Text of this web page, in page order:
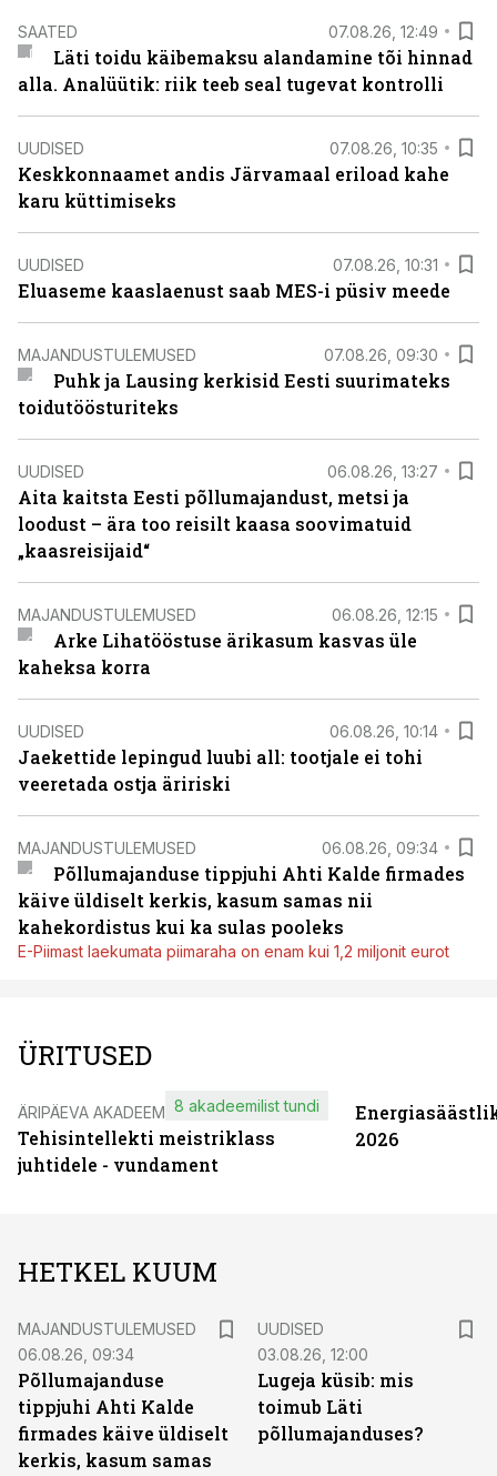
SAATED 07.08.26, 12:49
Läti toidu käibemaksu alandamine tõi hinnad
alla. Analüütik: riik teeb seal tugevat kontrolli
UUDISED 07.08.26, 10:35
Keskkonnaamet andis Järvamaal eriload kahe
karu küttimiseks
UUDISED 07.08.26, 10:31
Eluaseme kaaslaenust saab MES-i püsiv meede
MAJANDUSTULEMUSED 07.08.26, 09:30
Puhk ja Lausing kerkisid Eesti suurimateks
toidutöösturiteks
UUDISED 06.08.26, 13:27
Aita kaitsta Eesti põllumajandust, metsi ja
loodust – ära too reisilt kaasa soovimatuid
„kaasreisijaid“
MAJANDUSTULEMUSED 06.08.26, 12:15
Arke Lihatööstuse ärikasum kasvas üle
kaheksa korra
UUDISED 06.08.26, 10:14
Jaekettide lepingud luubi all: tootjale ei tohi
veeretada ostja äririski
MAJANDUSTULEMUSED 06.08.26, 09:34
Põllumajanduse tippjuhi Ahti Kalde firmades
käive üldiselt kerkis, kasum samas nii
kahekordistus kui ka sulas pooleks
E-Piimast laekumata piimaraha on enam kui 1,2 miljonit eurot
ÜRITUSED
ÄRIPÄEVA AKADEEMIA
Tehisintellekti meistriklass
juhtidele - vundament
8 akadeemilist tundi
2026
HETKEL KUUM
MAJANDUSTULEMUSED
06.08.26, 09:34
Põllumajanduse
tippjuhi Ahti Kalde
firmades käive üldiselt
kerkis, kasum samas
UUDISED
03.08.26, 12:00
Lugeja küsib: mis
toimub Läti
põllumajanduses?